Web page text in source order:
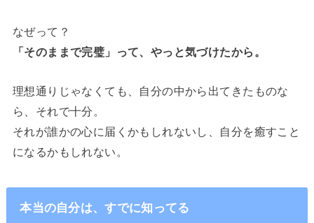
なぜって？
「そのままで完璧」って、やっと気づけたから。
理想通りじゃなくても、自分の中から出てきたものな
ら、それで十分。
それが誰かの心に届くかもしれないし、自分を癒すこと
になるかもしれない。
本当の自分は、すでに知ってる